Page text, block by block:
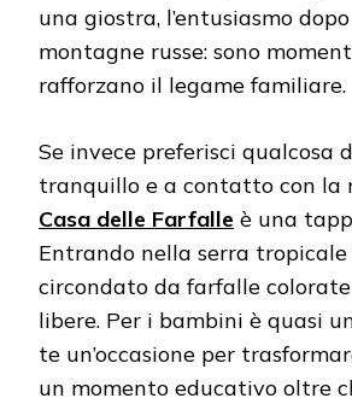
una giostra, l’entusiasmo
montagne russe: sono
rafforzano il legame familiare.
Se invece preferisci qualcosa
tranquillo e a contatto con la
Casa delle Farfalle è una
Entrando nella serra
circondato da farfalle
libere. Per i bambini è quasi
te un’occasione per
un momento educativo oltre